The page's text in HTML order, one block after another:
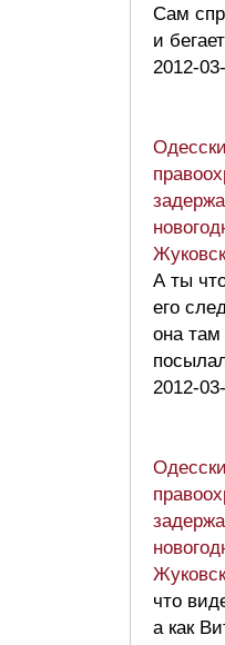
Сам
и
2012-
А ты
его
она там
2012-
что
а как